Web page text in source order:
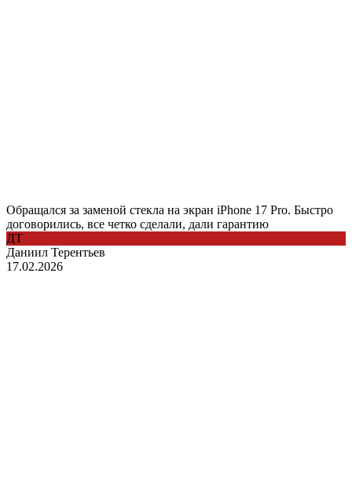
Обращался за заменой стекла на экран iPhone 17 Pro. Быстро
договорились, все четко сделали, дали гарантию
ДТ
Даниил Терентьев
17.02.2026